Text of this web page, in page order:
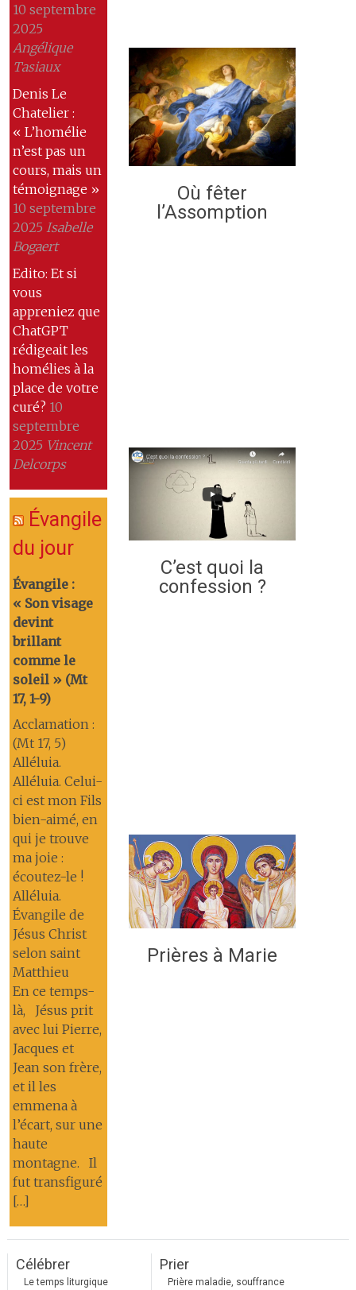
10 septembre
2025
Angélique
Tasiaux
Denis Le
Chatelier :
« L’homélie
n’est pas un
cours, mais un
témoignage »
10 septembre
2025 Isabelle
Bogaert
Edito: Et si
vous
appreniez que
ChatGPT
rédigeait les
homélies à la
place de votre
curé? 10
septembre
2025 Vincent
Delcorps
Évangile
du jour
Évangile :
« Son visage
devint
brillant
comme le
soleil » (Mt
17, 1-9)
Acclamation :
(Mt 17, 5)
Alléluia.
Alléluia. Celui-
ci est mon Fils
bien-aimé, en
qui je trouve
ma joie :
écoutez-le !
Alléluia.
Évangile de
Jésus Christ
selon saint
Matthieu
En ce temps-
là, Jésus prit
avec lui Pierre,
Jacques et
Jean son frère,
et il les
emmena à
l’écart, sur une
haute
montagne. Il
fut transfiguré
[…]
Où fêter
l’Assomption
C’est quoi la
confession ?
Prières à Marie
Célébrer
Le temps liturgique
Prier
Prière maladie, souffrance